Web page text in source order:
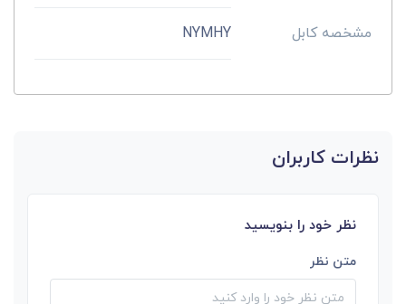
مشخصه کابل NYMHY
نظرات کاربران
نظر خود را بنویسید
متن نظر